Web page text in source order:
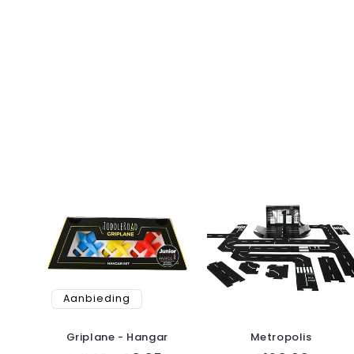
Aanbieding
Griplane - Hangar Metropolis